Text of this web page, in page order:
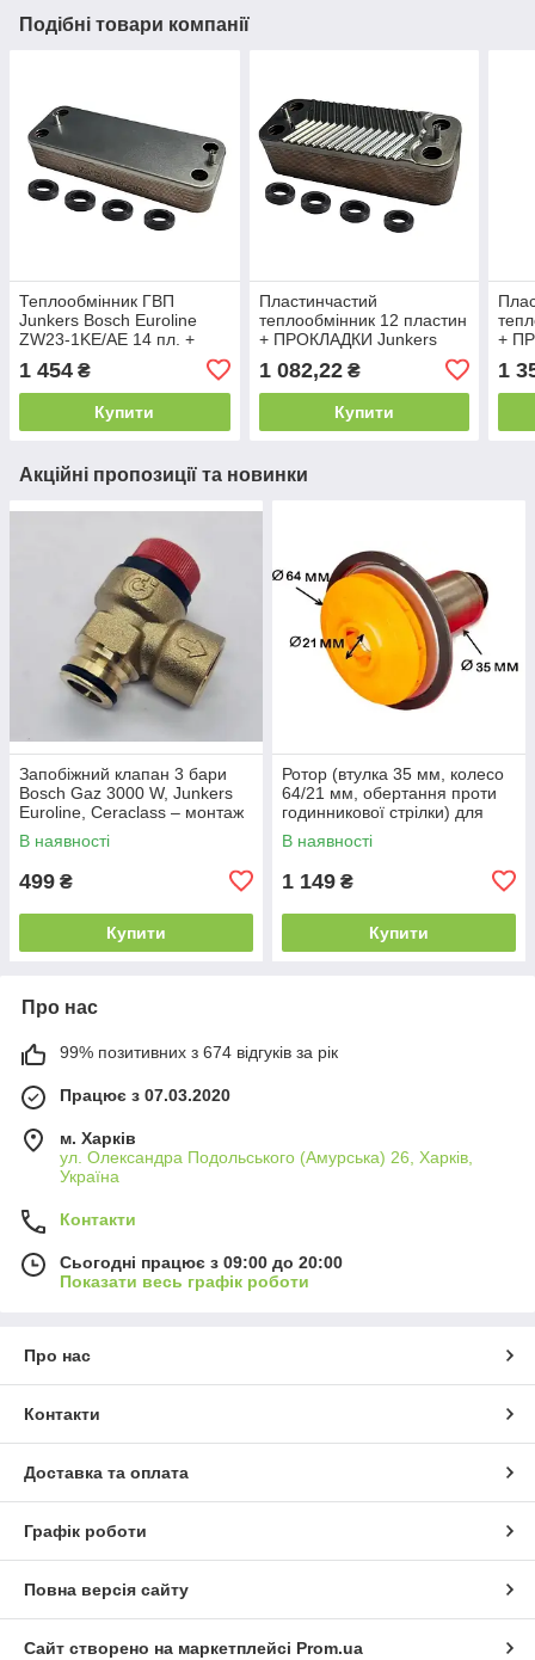
Подібні товари компанії
Теплообмінник ГВП
Junkers Bosch Euroline
ZW23-1KE/AE 14 пл. +
(17B2071213/8705406287)
1 454 ₴
Купити
Пластинчастий
теплообмінник 12 пластин
+ ПРОКЛАДКИ Junkers
1 082,22₴
Купити
+
1
Акційні пропозиції та новинки
Запобіжний клапан 3 бари
Bosch Gaz 3000 W, Junkers
Euroline, Ceraclass – монтаж
під гвинт Італія
В наявності
499 ₴
Купити
Ротор (втулка 35 мм, колесо
64/21 мм, обертання проти
годинникової стрілки) для
котла Junkers
В наявності
1 149 ₴
Купити
Про нас
99% позитивних з 674 відгуків за рік
Працює з 07.03.2020
м. Харків
ул. Олександра Подольського (Амурська) 26, Харків,
Україна
Контакти
Сьогодні працює з 09:00 до 20:00
Показати весь графік роботи
Про нас
Контакти
Доставка та оплата
Графік роботи
Повна версія сайту
Сайт створено на маркетплейсі Prom.ua